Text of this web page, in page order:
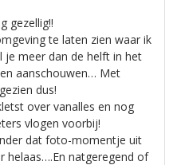
gezellig!!
te laten zien waar ik
meer dan de helft in het
aanschouwen… Met
dus!
over vanalles en nog
vlogen voorbij!
dat foto-momentje uit
helaas….En natgeregend of